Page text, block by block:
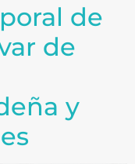
de
de
y